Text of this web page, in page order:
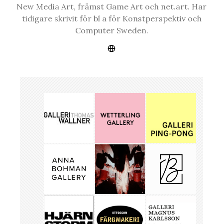
New Media Art, främst Game Art och net.art. Har
tidigare skrivit för bl a för Konstperspektiv och
Computer Sweden.